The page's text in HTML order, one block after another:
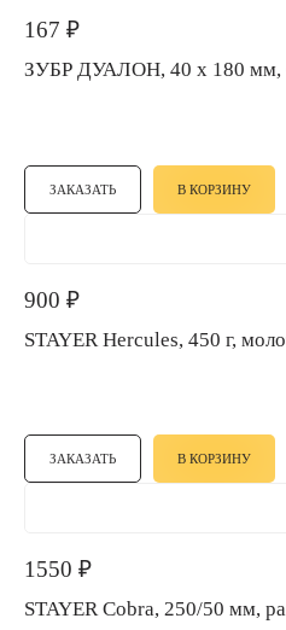
167 ₽
ЗУБР ДУАЛОН, 40 х 180
ЗАКАЗАТЬ В КОРЗИНУ
900 ₽
STAYER Hercules,
ЗАКАЗАТЬ В КОРЗИНУ
1550 ₽
STAYER Cobra, 250/